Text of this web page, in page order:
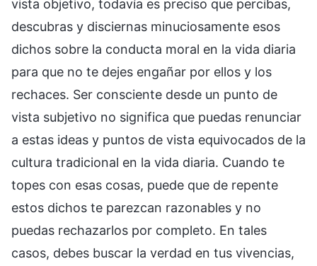
vista objetivo, todavía es preciso que percibas,
descubras y disciernas minuciosamente esos
dichos sobre la conducta moral en la vida diaria
para que no te dejes engañar por ellos y los
rechaces. Ser consciente desde un punto de
vista subjetivo no significa que puedas renunciar
a estas ideas y puntos de vista equivocados de la
cultura tradicional en la vida diaria. Cuando te
topes con esas cosas, puede que de repente
estos dichos te parezcan razonables y no
puedas rechazarlos por completo. En tales
casos, debes buscar la verdad en tus vivencias,